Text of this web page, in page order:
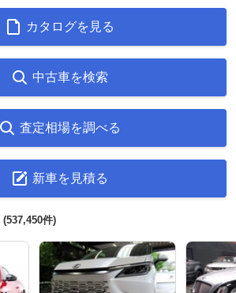
カタログを見る
中古車を検索
査定相場を調べる
新車を見積る
(537,450件)